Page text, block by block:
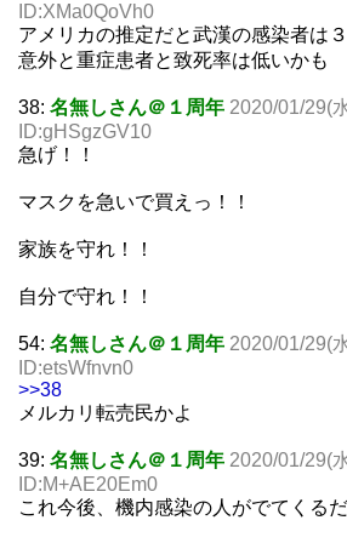
ID:XMa0QoVh0
アメリカの推定だと武漢の感染者は
意外と重症患者と致死率は低いかも
38: 名無しさん＠１周年 2020/01/29(
ID:gHSgzGV10
急げ！！
マスクを急いで買えっ！！
家族を守れ！！
自分で守れ！！
54: 名無しさん＠１周年 2020/01/29(
ID:etsWfnvn0
>>38
メルカリ転売民かよ
39: 名無しさん＠１周年 2020/01/29(
ID:M+AE20Em0
これ今後、機内感染の人がでてくる